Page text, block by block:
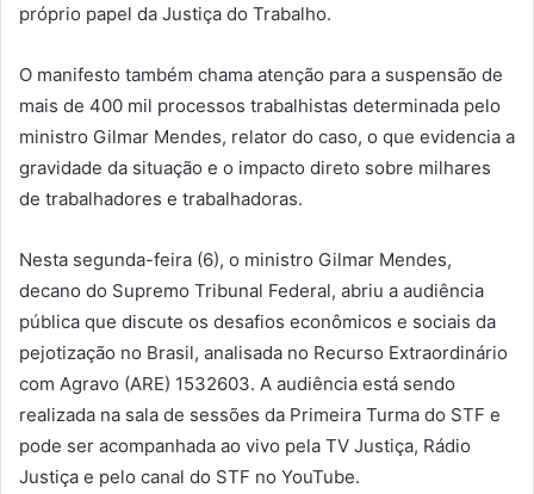
próprio papel da Justiça do Trabalho.
O manifesto também chama atenção para a suspensão de
mais de 400 mil processos trabalhistas determinada pelo
ministro Gilmar Mendes, relator do caso, o que evidencia a
gravidade da situação e o impacto direto sobre milhares
de trabalhadores e trabalhadoras.
Nesta segunda-feira (6), o ministro Gilmar Mendes,
decano do Supremo Tribunal Federal, abriu a audiência
pública que discute os desafios econômicos e sociais da
pejotização no Brasil, analisada no Recurso Extraordinário
com Agravo (ARE) 1532603. A audiência está sendo
realizada na sala de sessões da Primeira Turma do STF e
pode ser acompanhada ao vivo pela TV Justiça, Rádio
Justiça e pelo canal do STF no YouTube.